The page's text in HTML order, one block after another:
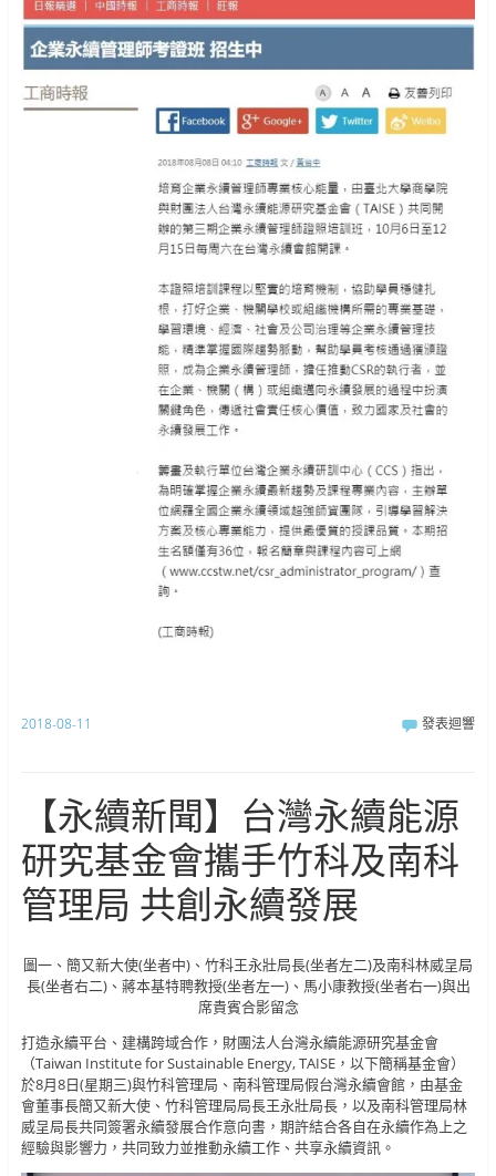
2018-08-11 發表迴響
【永續新聞】台灣永續能源
研究基金會攜手竹科及南科
管理局 共創永續發展
圖一、簡又新大使(坐者中)、竹科王永壯局長(坐者左二)及南科林威呈局
長(坐者右二)、蔣本基特聘教授(坐者左一)、馬小康教授(坐者右一)與出
席貴賓合影留念
打造永續平台、建構跨域合作，財團法人台灣永續能源研究基金會
（Taiwan Institute for Sustainable Energy, TAISE，以下簡稱基金會）
於8月8日(星期三)與竹科管理局、南科管理局假台灣永續會館，由基金
會董事長簡又新大使、竹科管理局局長王永壯局長，以及南科管理局林
威呈局長共同簽署永續發展合作意向書，期許結合各自在永續作為上之
經驗與影響力，共同致力並推動永續工作、共享永續資訊。